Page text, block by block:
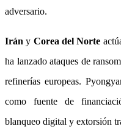
adversario.
Irán y Corea del Norte
ha lanzado ataques de
refinerías europeas.
como fuente de
blanqueo digital y extorsión